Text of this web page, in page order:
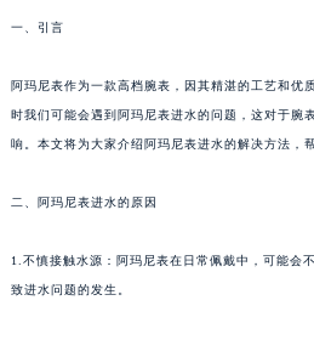
一、引言
阿玛尼表作为一款高档腕表，因其精湛的工艺和优
时我们可能会遇到阿玛尼表进水的问题，这对于腕
响。本文将为大家介绍阿玛尼表进水的解决方法，
二、阿玛尼表进水的原因
1.不慎接触水源：阿玛尼表在日常佩戴中，可能会
致进水问题的发生。